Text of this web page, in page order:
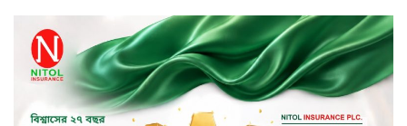
সপ্তাহের তৃতীয় কার্যদিবসে দরপতনের
শীর্ষে রিং শাইন টেক্সটাইল
টাঙ্গাইলে জুলাই গণঅভ্যুত্থান দিবস
পালিত